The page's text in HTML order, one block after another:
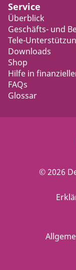
Service
Überblick
Geschäfts- und
Tele-
Downloads
Shop
Hilfe in
FAQs
Glossar
© 2026